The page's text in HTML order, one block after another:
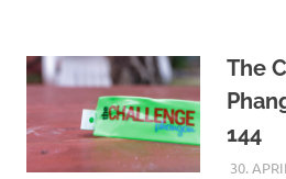
The
144
30.